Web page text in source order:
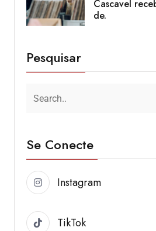
Cascavel
de.
Pesquisar
Se Conecte
Instagram
TikTok